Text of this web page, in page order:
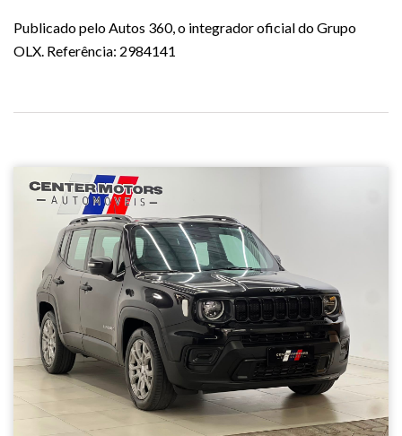
Publicado pelo Autos 360, o integrador oficial do Grupo
OLX. Referência: 2984141